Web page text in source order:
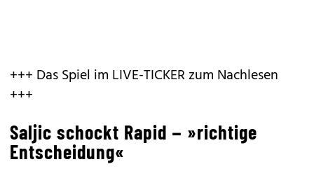
+++ Das Spiel im LIVE-TICKER zum Nachlesen
+++
Saljic schockt Rapid – »richtige
Entscheidung«